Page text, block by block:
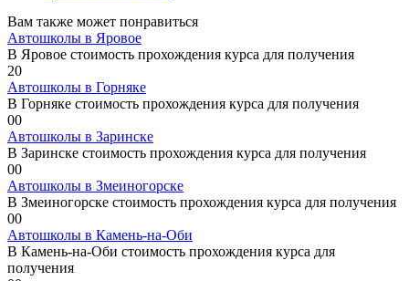
Вам также может понравиться
Автошколы в Яровое
В Яровое стоимость прохождения курса для получения
20
Автошколы в Горняке
В Горняке стоимость прохождения курса для получения
00
Автошколы в Заринске
В Заринске стоимость прохождения курса для получения
00
Автошколы в Змеиногорске
В Змеиногорске стоимость прохождения курса для получения
00
Автошколы в Камень-на-Оби
В Камень-на-Оби стоимость прохождения курса для
получения